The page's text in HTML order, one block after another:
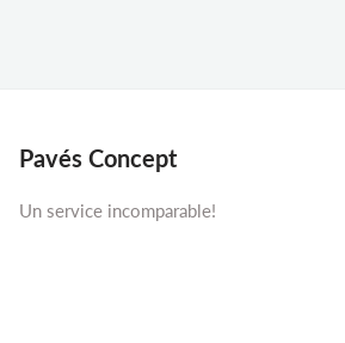
Pavés Concept
Un service incomparable!